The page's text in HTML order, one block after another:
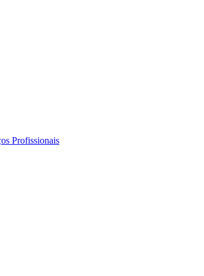
Profissionais